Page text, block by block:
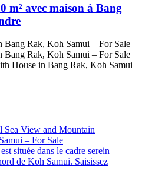
m² avec maison à Bang
située dans le cadre serein
de Koh Samui. Saisissez